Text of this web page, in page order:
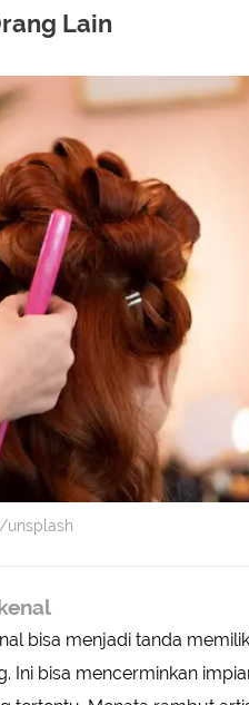
Lain
unsplash
bisa menjadi tanda
Ini bisa mencerminkan